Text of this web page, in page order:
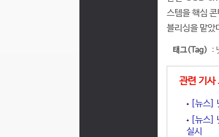
스템을 핵심
블리싱을 맡았
태그(Tag) :
관련 기사
[뉴스]
[뉴스]
실시